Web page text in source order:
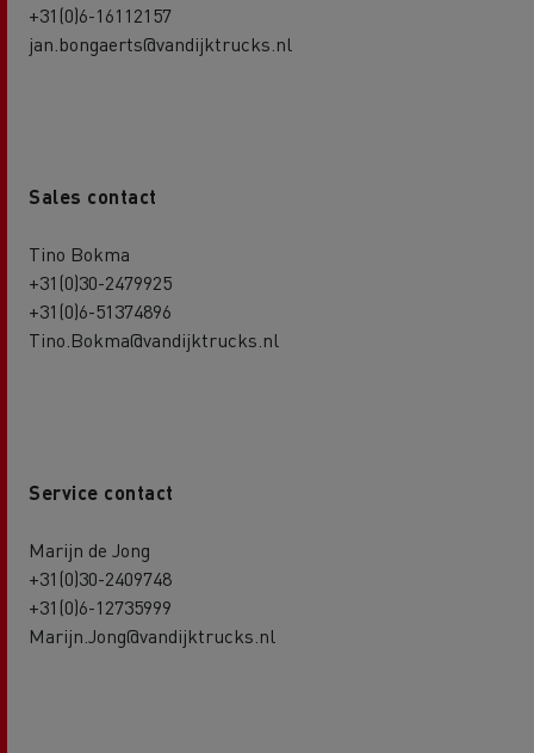
+31(0)6-16112157
jan.bongaerts@vandijktrucks.nl
Sales contact
Tino Bokma
+31(0)30-2479925
+31(0)6-51374896
Tino.Bokma@vandijktrucks.nl
Service contact
Marijn de Jong
+31(0)30-2409748
+31(0)6-12735999
Marijn.Jong@vandijktrucks.nl